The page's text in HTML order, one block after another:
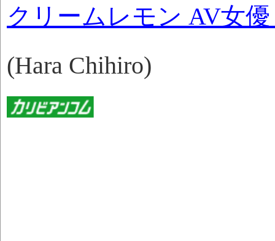
クリームレモン AV女
(Hara Chihiro)